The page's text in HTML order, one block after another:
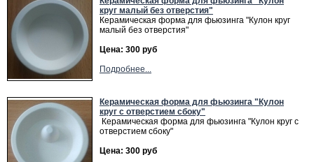
круг малый без отверстия"
Керамическая форма для фьюзинга "Кулон круг
малый без отверстия"
Цена: 300 руб
Подробнее...
Керамическая форма для фьюзинга "Кулон
круг с отверстием сбоку"
Керамическая форма для фьюзинга "Кулон круг с
отверстием сбоку"
Цена: 300 руб